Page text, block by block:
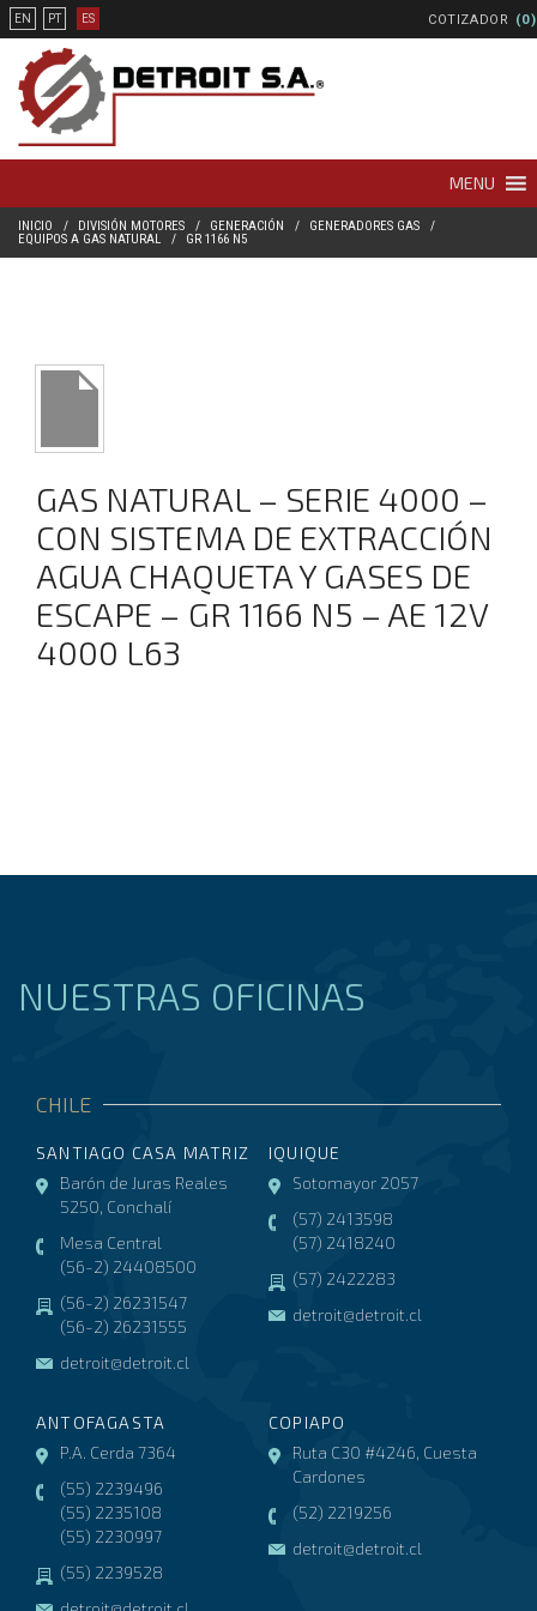
COTIZADOR (0)
EN PT ES
MENU
INICIO DIVISIÓN MOTORES GENERACIÓN
GENERADORES GAS
EQUIPOS A GAS NATURAL
GR 1166 N5
GAS NATURAL – SERIE 4000 –
CON SISTEMA DE EXTRACCIÓN
AGUA CHAQUETA Y GASES DE
ESCAPE – GR 1166 N5 – AE 12V
4000 L63
NUESTRAS OFICINAS
CHILE
SANTIAGO CASA MATRIZ
Barón de Juras Reales
5250, Conchalí
Mesa Central
(56-2) 24408500
(56-2) 26231547
(56-2) 26231555
detroit@detroit.cl
IQUIQUE
Sotomayor 2057
(57) 2413598
(57) 2418240
(57) 2422283
detroit@detroit.cl
ANTOFAGASTA
P.A. Cerda 7364
(55) 2239496
(55) 2235108
(55) 2230997
(55) 2239528
COPIAPO
Ruta C30 #4246, Cuesta
Cardones
(52) 2219256
detroit@detroit.cl